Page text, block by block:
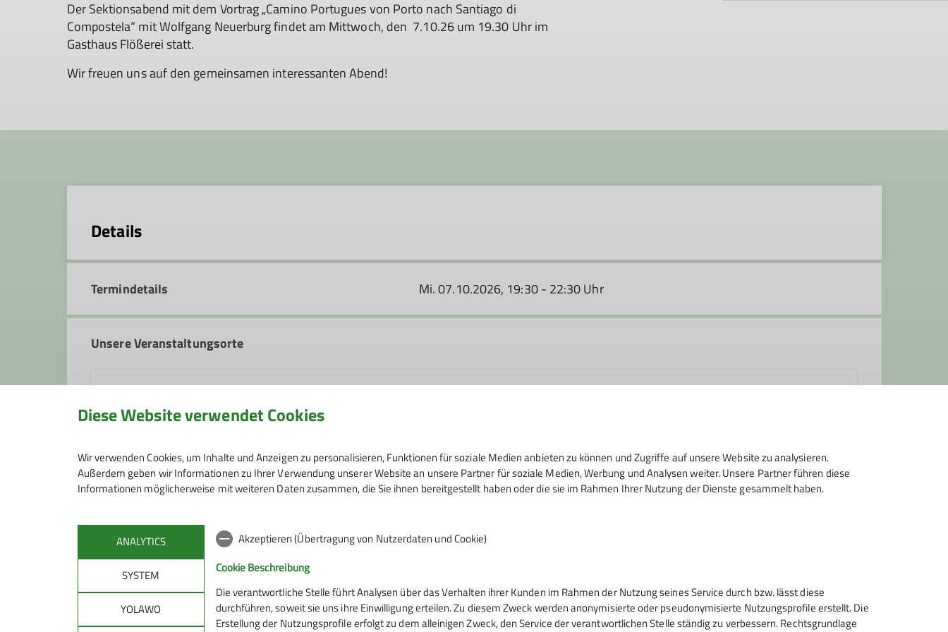
Der Sek­ti­ons­abend mit dem Vor­trag „Camino Portugues von Porto nach Santiago di
Compostela“ mit Wolfgang Neuerburg fin­det am Mitt­woch, den 7.10.26 um 19.30 Uhr im
Gast­haus Flö­ße­rei statt.
Wir freu­en uns auf den ge­mein­sa­men in­ter­essan­ten Abend!
Details
Termindetails Mi. 07.10.2026, 19:30 - 22:30 Uhr
Unsere Veranstaltungsorte
Sebastiani-Steg 1
82515 Wolfratshausen
Sektion Alpenverein
Sektion Wolfratshausen des
Deutschen Alpenvereins e.V.
Diese Website verwendet Cookies
Wir verwenden Cookies, um Inhalte und Anzeigen zu personalisieren, Funktionen für soziale Medien anbieten zu können und Zugriffe auf unsere Website zu analysieren.
Außerdem geben wir Informationen zu Ihrer Verwendung unserer Website an unsere Partner für soziale Medien, Werbung und Analysen weiter. Unsere Partner führen diese
Informationen möglicherweise mit weiteren Daten zusammen, die Sie ihnen bereitgestellt haben oder die sie im Rahmen Ihrer Nutzung der Dienste gesammelt haben.
ANALYTICS
SYSTEM
YOLAWO
Akzeptieren (Übertragung von Nutzerdaten und Cookie)
Cookie Beschreibung
Die verantwortliche Stelle führt Analysen über das Verhalten ihrer Kunden im Rahmen der Nutzung seines Service durch bzw. lässt diese
durchführen, soweit sie uns ihre Einwilligung erteilen. Zu diesem Zweck werden anonymisierte oder pseudonymisierte Nutzungsprofile erstellt. Die
Erstellung der Nutzungsprofile erfolgt zu dem alleinigen Zweck, den Service der verantwortlichen Stelle ständig zu verbessern. Rechtsgrundlage